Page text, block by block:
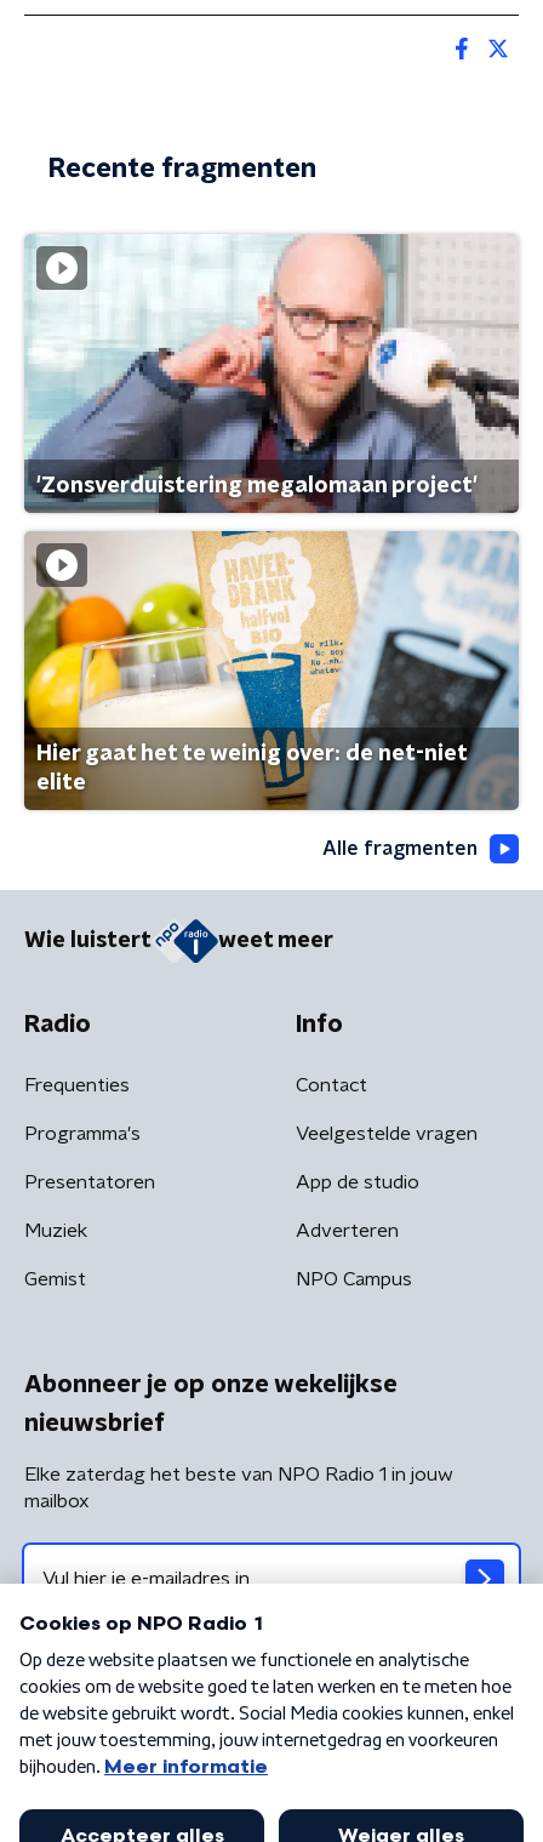
Recente fragmenten
'Zonsverduistering megalomaan project'
Hier gaat het te weinig over: de net-niet
elite
Alle fragmenten
Wie luistert weet meer
Radio
Frequenties
Programma's
Presentatoren
Muziek
Gemist
Info
Contact
Veelgestelde vragen
App de studio
Adverteren
NPO Campus
Abonneer je op onze wekelijkse
nieuwsbrief
Elke zaterdag het beste van NPO Radio 1 in jouw
mailbox
Algemene voorwaarden Privacybeleid